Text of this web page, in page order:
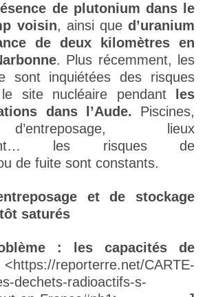
de plutonium dans le
voisin, ainsi que d’uranium
de deux kilomètres en
. Plus récemment, les
sont inquiétées des risques
site nucléaire pendant
les
dans l’Aude. Piscines,
lieux
les risques de
de fuite sont constants.
et de stockage
saturés
: les capacités de
<https://reporterre.net/CARTE-
dechets-radioactifs-s-